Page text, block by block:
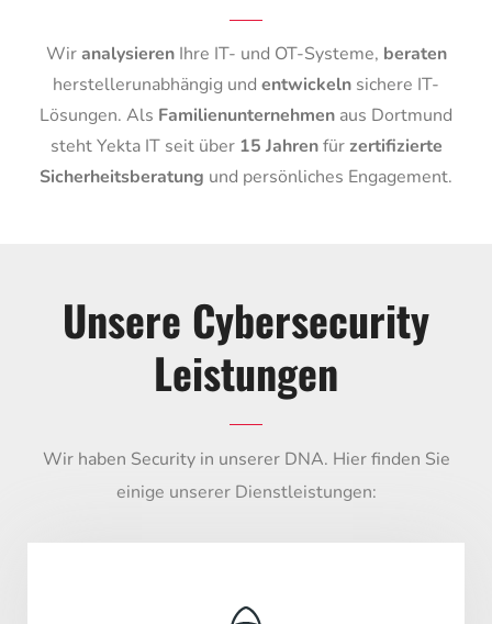
WiranalysierenIhre IT- und OT-Systeme, beraten
herstellerunabhängig und entwickeln sichere IT-
Lösungen. Als Familienunternehmen aus Dortmund
steht Yekta IT seit über 15 Jahrenfür zertifizierte
Sicherheitsberatung und persönliches Engagement.
Unsere Cybersecurity
Leistungen
Wir haben Security in unserer DNA. Hier finden Sie
einige unserer Dienstleistungen: